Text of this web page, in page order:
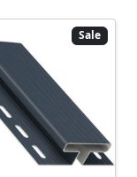
Sale